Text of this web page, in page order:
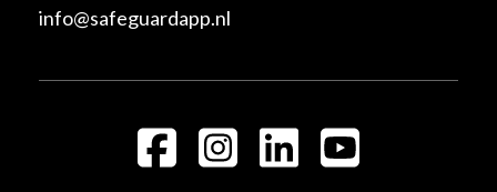
info@safeguardapp.nl